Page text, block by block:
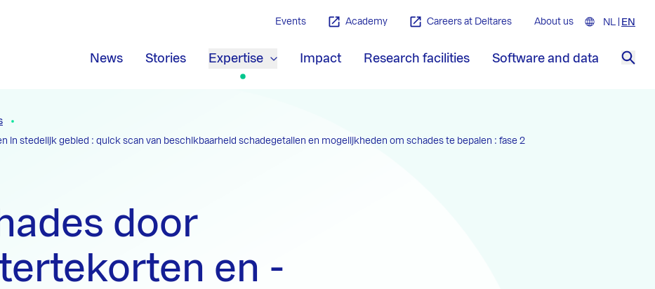
News Stories Expertise Impact Research facilities
Software and data
Events Academy Careers at Deltares About us NL EN
stedelijk gebied : quick scan van beschikbaarheid schadegetallen en mogelijkheden om schades te bepalen : fase 2
door
en -